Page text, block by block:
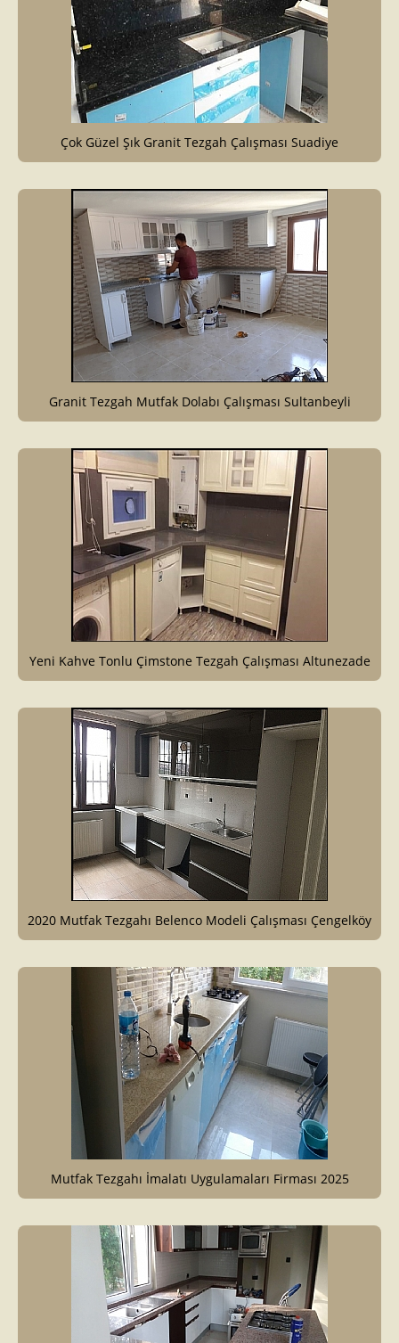
Çok Güzel Şık Granit Tezgah Çalışması Suadiye
Granit Tezgah Mutfak Dolabı Çalışması Sultanbeyli
Yeni Kahve Tonlu Çimstone Tezgah Çalışması Altunezade
2020 Mutfak Tezgahı Belenco Modeli Çalışması Çengelköy
Mutfak Tezgahı İmalatı Uygulamaları Firması 2025